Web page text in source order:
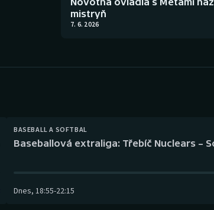
mistryň
7. 6. 2026
BASEBALL A SOFTBAL
Baseballová extraliga: Třebíč Nuclears –
Dnes, 18:55-22:15